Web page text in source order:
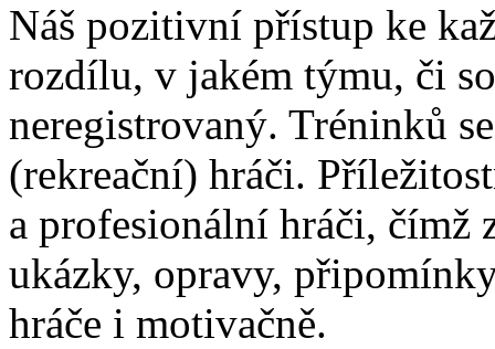
Náš pozitivní přístup ke
rozdílu, v jakém týmu, či
neregistrovaný. Tréninků
(rekreační) hráči.
a profesionální hráči,
ukázky, opravy,
hráče i motivačně.